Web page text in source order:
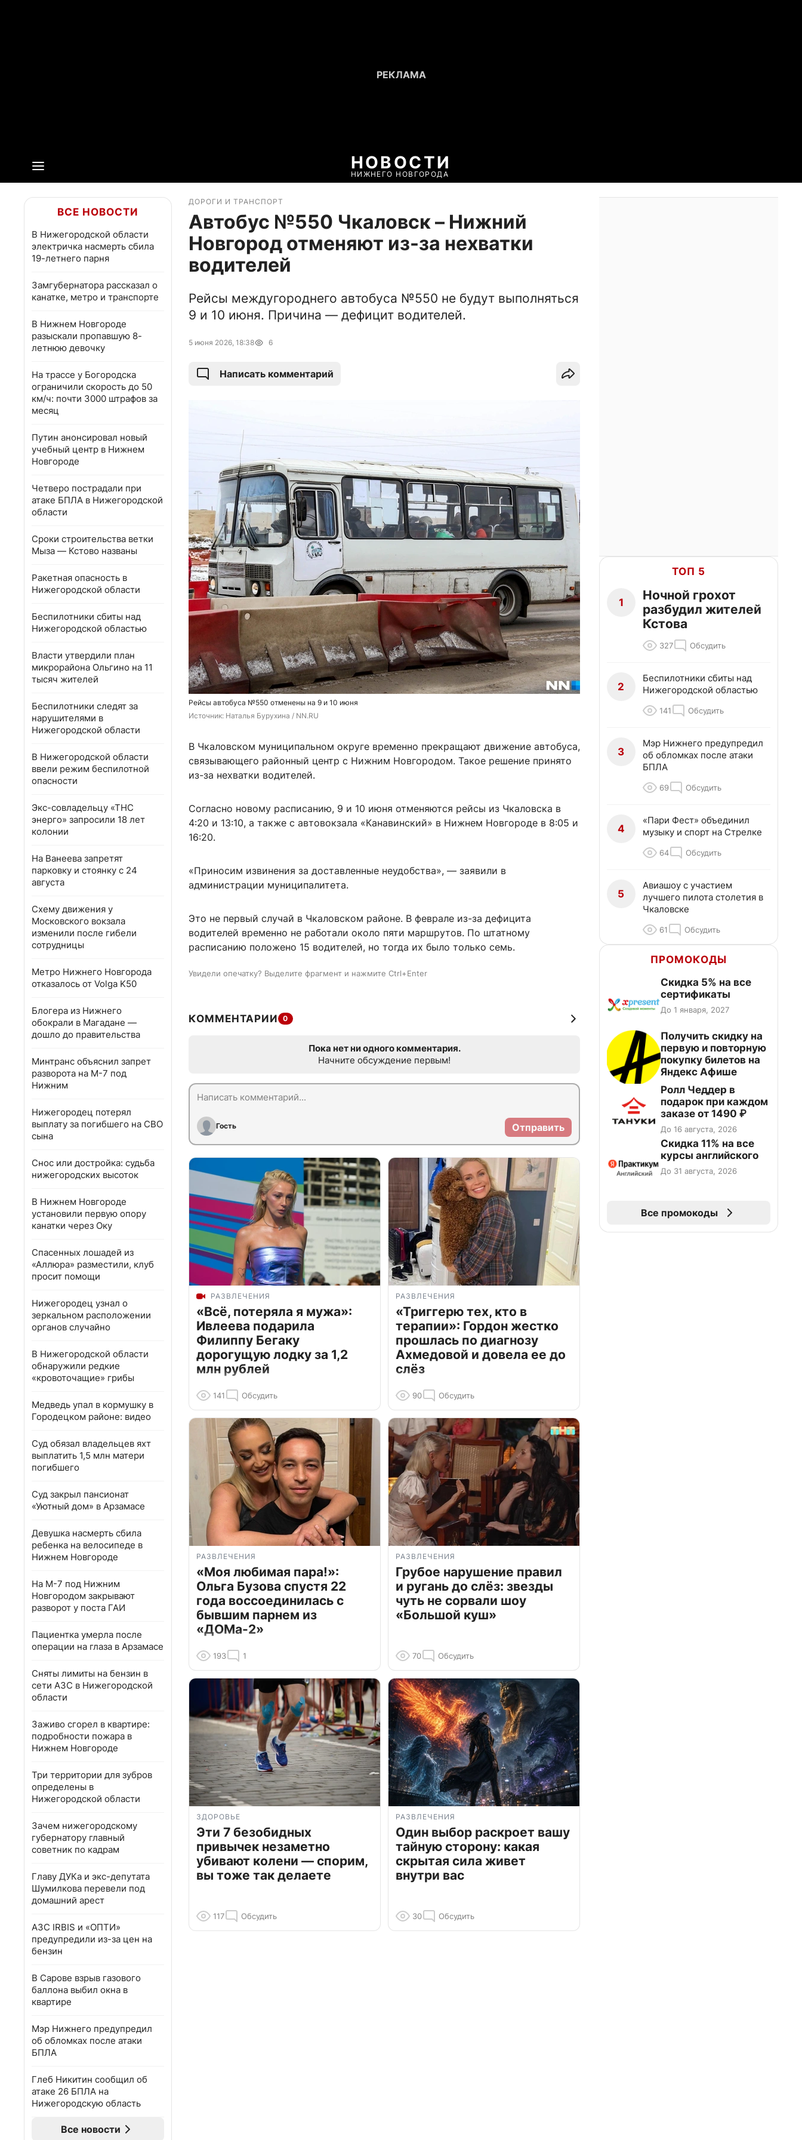
НОВОСТИ
НИЖНЕГО НОВГОРОДА
ВСЕ НОВОСТИ
В Нижегородской области
электричка насмерть сбила
19-летнего парня
Замгубернатора рассказал о
канатке, метро и транспорте
В Нижнем Новгороде
разыскали пропавшую 8-
летнюю девочку
На трассе у Богородска
ограничили скорость до 50
км/ч: почти 3000 штрафов за
месяц
Путин анонсировал новый
учебный центр в Нижнем
Новгороде
Четверо пострадали при
атаке БПЛА в Нижегородской
области
Сроки строительства ветки
Мыза — Кстово названы
Ракетная опасность в
Нижегородской области
Беспилотники сбиты над
Нижегородской областью
Власти утвердили план
микрорайона Ольгино на 11
тысяч жителей
Беспилотники следят за
нарушителями в
Нижегородской области
В Нижегородской области
ввели режим беспилотной
опасности
Экс-совладельцу «ТНС
энерго» запросили 18 лет
колонии
На Ванеева запретят
парковку и стоянку с 24
августа
Схему движения у
Московского вокзала
изменили после гибели
сотрудницы
Метро Нижнего Новгорода
отказалось от Volga K50
Блогера из Нижнего
обокрали в Магадане —
дошло до правительства
Минтранс объяснил запрет
разворота на М-7 под
Нижним
Нижегородец потерял
выплату за погибшего на СВО
сына
Снос или достройка: судьба
нижегородских высоток
В Нижнем Новгороде
установили первую опору
канатки через Оку
Спасенных лошадей из
«Аллюра» разместили, клуб
просит помощи
Нижегородец узнал о
зеркальном расположении
органов случайно
В Нижегородской области
обнаружили редкие
«кровоточащие» грибы
Медведь упал в кормушку в
Городецком районе: видео
Суд обязал владельцев яхт
выплатить 1,5 млн матери
погибшего
Суд закрыл пансионат
«Уютный дом» в Арзамасе
Девушка насмерть сбила
ребенка на велосипеде в
Нижнем Новгороде
На М-7 под Нижним
Новгородом закрывают
разворот у поста ГАИ
Пациентка умерла после
операции на глаза в Арзамасе
Сняты лимиты на бензин в
сети АЗС в Нижегородской
области
Заживо сгорел в квартире:
подробности пожара в
Нижнем Новгороде
Три территории для зубров
определены в
Нижегородской области
Зачем нижегородскому
губернатору главный
советник по кадрам
Главу ДУКа и экс-депутата
Шумилкова перевели под
домашний арест
АЗС IRBIS и «ОПТИ»
предупредили из-за цен на
бензин
В Сарове взрыв газового
баллона выбил окна в
квартире
Мэр Нижнего предупредил
об обломках после атаки
БПЛА
Глеб Никитин сообщил об
атаке 26 БПЛА на
Нижегородскую область
Все новости
ДОРОГИ И ТРАНСПОРТ
Автобус №550 Чкаловск – Нижний
Новгород отменяют из-за нехватки
водителей
Рейсы междугороднего автобуса №550 не будут выполняться
9 и 10 июня. Причина — дефицит водителей.
5 июня 2026, 18:38 6
Написать комментарий
Рейсы автобуса №550 отменены на 9 и 10 июня
Источник: Наталья Бурухина / NN.RU
В Чкаловском муниципальном округе временно прекращают движение автобуса,
связывающего районный центр с Нижним Новгородом. Такое решение принято
из-за нехватки водителей.
Согласно новому расписанию, 9 и 10 июня отменяются рейсы из Чкаловска в
4:20 и 13:10, а также с автовокзала «Канавинский» в Нижнем Новгороде в 8:05 и
16:20.
«Приносим извинения за доставленные неудобства», — заявили в
администрации муниципалитета.
Это не первый случай в Чкаловском районе. В феврале из-за дефицита
водителей временно не работали около пяти маршрутов. По штатному
расписанию положено 15 водителей, но тогда их было только семь.
Увидели опечатку? Выделите фрагмент и нажмите Ctrl+Enter
КОММЕНТАРИИ 0
Пока нет ни одного комментария.
Начните обсуждение первым!
Гость Отправить
РАЗВЛЕЧЕНИЯ
«Всё, потеряла я мужа»:
Ивлеева подарила
Филиппу Бегаку
дорогущую лодку за 1,2
млн рублей
141 Обсудить
РАЗВЛЕЧЕНИЯ
«Триггерю тех, кто в
терапии»: Гордон жестко
прошлась по диагнозу
Ахмедовой и довела ее до
слёз
90 Обсудить
РАЗВЛЕЧЕНИЯ
«Моя любимая пара!»:
Ольга Бузова спустя 22
года воссоединилась с
бывшим парнем из
«ДОМа-2»
193 1
РАЗВЛЕЧЕНИЯ
Грубое нарушение правил
и ругань до слёз: звезды
чуть не сорвали шоу
«Большой куш»
70 Обсудить
ЗДОРОВЬЕ
Эти 7 безобидных
привычек незаметно
убивают колени — спорим,
вы тоже так делаете
117 Обсудить
РАЗВЛЕЧЕНИЯ
Один выбор раскроет вашу
тайную сторону: какая
скрытая сила живет
внутри вас
30 Обсудить
ТОП 5
1
Ночной грохот
разбудил жителей
Кстова
327 Обсудить
2
Беспилотники сбиты над
Нижегородской областью
141 Обсудить
3
Мэр Нижнего предупредил
об обломках после атаки
БПЛА
69 Обсудить
4
«Пари Фест» объединил
музыку и спорт на Стрелке
64 Обсудить
5
Авиашоу с участием
лучшего пилота столетия в
Чкаловске
61 Обсудить
ПРОМОКОДЫ
Скидка 5% на все
сертификаты
До 1 января, 2027
Получить скидку на
первую и повторную
покупку билетов на
Яндекс Афише
Ролл Чеддер в
подарок при каждом
заказе от 1490 ₽
До 16 августа, 2026
Скидка 11% на все
курсы английского
До 31 августа, 2026
Все промокоды